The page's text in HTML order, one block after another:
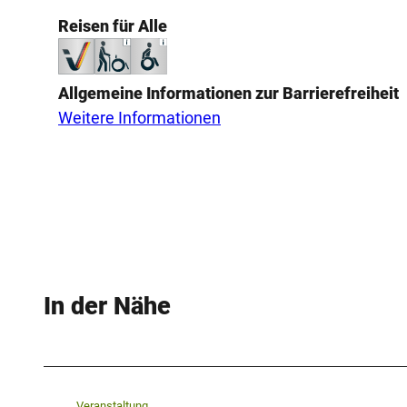
Reisen für Alle
Allgemeine Informationen zur Barrierefreiheit
Weitere Informationen
In der Nähe